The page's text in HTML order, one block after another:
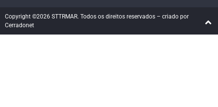
Copyright ©2026 STTRMAR. Todos os direitos reservados – criado por
Cerradonet